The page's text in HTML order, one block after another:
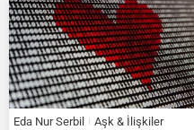
Eda Nur Serbil Aşk & İlişkiler